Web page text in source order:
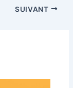
SUIVANT